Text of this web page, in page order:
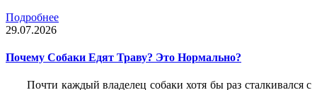
Подробнее
29.07.2026
Почему Собаки Едят Траву? Это Нормально?
Почти каждый владелец собаки хотя бы раз сталкивался с